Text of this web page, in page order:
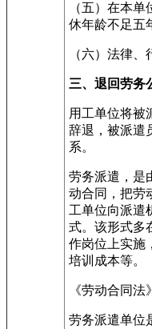
（五）在本
休年龄不足五
（六）法律、
三、退回劳务
用工单位将被
辞退，被派遣
系。
劳务派遣，是
动合同，把劳
工单位向派遣
式。该形式多
作岗位上实施
培训成本等。
《劳动合同
劳务派遣单位